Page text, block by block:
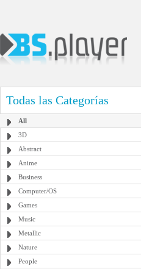
Todas las Categorías
All
3D
Abstract
Anime
Business
Computer/OS
Games
Music
Metallic
Nature
People